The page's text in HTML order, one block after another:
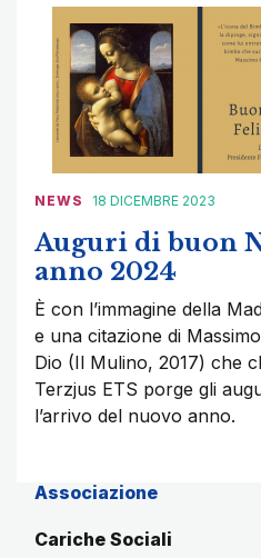
NEWS 18 DICEMBRE 2023
Auguri di buon
anno 2024
È con l’immagine della
e una citazione di
Dio (Il Mulino, 2017) che
Terzjus ETS porge gli
l’arrivo del nuovo anno.
Associazione
Cariche Sociali